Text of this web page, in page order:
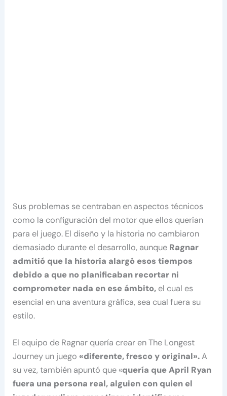
Sus problemas se centraban en aspectos técnicos
como la configuración del motor que ellos querían
para el juego. El diseño y la historia no cambiaron
demasiado durante el desarrollo, aunque Ragnar
admitió que la historia alargó esos tiempos
debido a que no planificaban recortar ni
comprometer nada en ese ámbito, el cual es
esencial en una aventura gráfica, sea cual fuera su
estilo.
El equipo de Ragnar quería crear en The Longest
Journey un juego «diferente, fresco y original».A
su vez, también apuntó que «quería que April Ryan
fuera una persona real, alguien con quien el